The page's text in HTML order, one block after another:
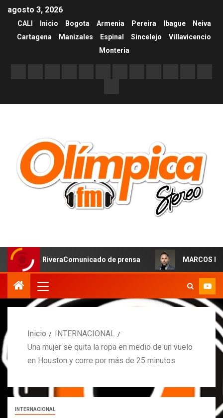
agosto 3, 2026
CALI Inicio Bogota Armenia Pereira Ibague
Neiva
Cartagena
Manizales Espinal Sincelejo
Villavicencio
Monteria
de prensa MARCOS PETRO
Inicio
INTERNACIONAL
Una mujer se quita la ropa en medio de un vuelo
en Houston y corre por más de 25 minutos
INTERNACIONAL